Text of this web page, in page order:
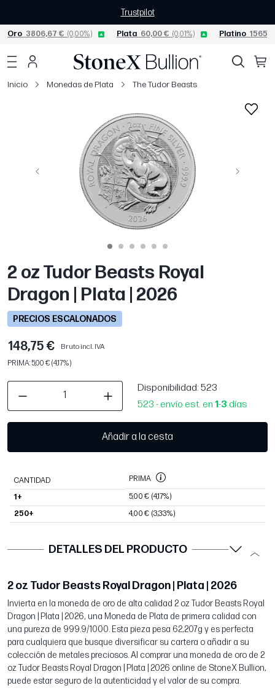
Trustpilot
Oro 3806,67 € (0,00%) Plata 60,00 € (0,01%) Platino
Inicio Monedas de Plata The Tudor Beasts
Página anterior Siguiente
2 oz Tudor Beasts Royal
Dragon | Plata | 2026
PRECIOS ESCALONADOS
148,75 €
Bruto incl. IVA
PRIMA: 5,00 € (4,17%)
Disponibilidad: 523
523 - envío est. en 1-3 días
Añadir a la cesta
CANTIDAD PRIMA
1+ 5,00 € (4,17%)
250+
4,00 € (3,33%)
DETALLES DEL PRODUCTO
2 oz Tudor Beasts Royal Dragon | Plata | 2026
Invierta en la moneda de oro de alta calidad 2 oz Tudor Beasts Royal
Dragon | Plata | 2026, una Moneda de Plata de primera calidad con
una pureza de 999.9/1000. Esta pieza pesa 62,207g y es perfecta
para cualquiera que busque diversificar su cartera o añadir a su
colección de metales preciosos. Al comprar una moneda de oro de 2
oz Tudor Beasts Royal Dragon | Plata | 2026 online de StoneX Bullion,
puede estar seguro de la autenticidad y el valor de su compra.